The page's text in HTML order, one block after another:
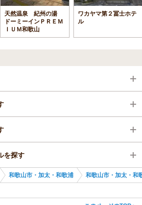
天然温泉 紀州の湯
ドーミーインＰＲＥＭ
ＩＵＭ和歌山
ワカヤマ第２冨士ホテ
ル
を探す
和歌山市・加太・和歌浦 和歌山市・加太・和